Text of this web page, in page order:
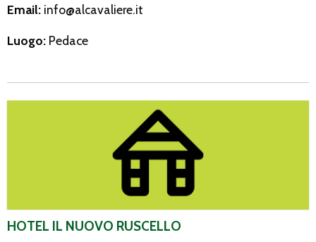
Email: info@alcavaliere.it
Luogo: Pedace
HOTEL IL NUOVO RUSCELLO